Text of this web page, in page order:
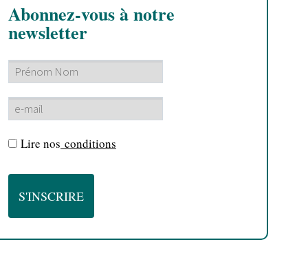
Abonnez-vous à notre
newsletter
Lire nos conditions